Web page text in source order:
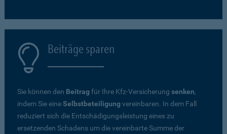
Beiträge sparen
Sie können den Beitrag für Ihre Kfz-Versicherung senken,
indem Sie eineSelbstbeteiligung vereinbaren. In dem Fall
reduziert sich die Entschädigungsleistung eines zu
ersetzenden Schadens um die vereinbarte Summe der